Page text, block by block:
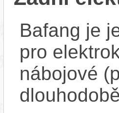
Bafang je
pro
nábojové